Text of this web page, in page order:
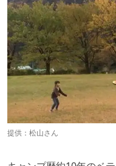
提供：松山さん